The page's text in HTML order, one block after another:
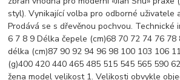
styl). Vynikající volba pro odborné uživatele
Prodává se s dřevěnou pochvou. Technické
6 7 8 9 Délka čepele (cm)68 70 72 74 76 78
délka (cm)87 90 92 94 96 98 100 103 106
(g)400 420 440 465 485 515 545 565 590
žena model velikost 1. Velikosti obvykle